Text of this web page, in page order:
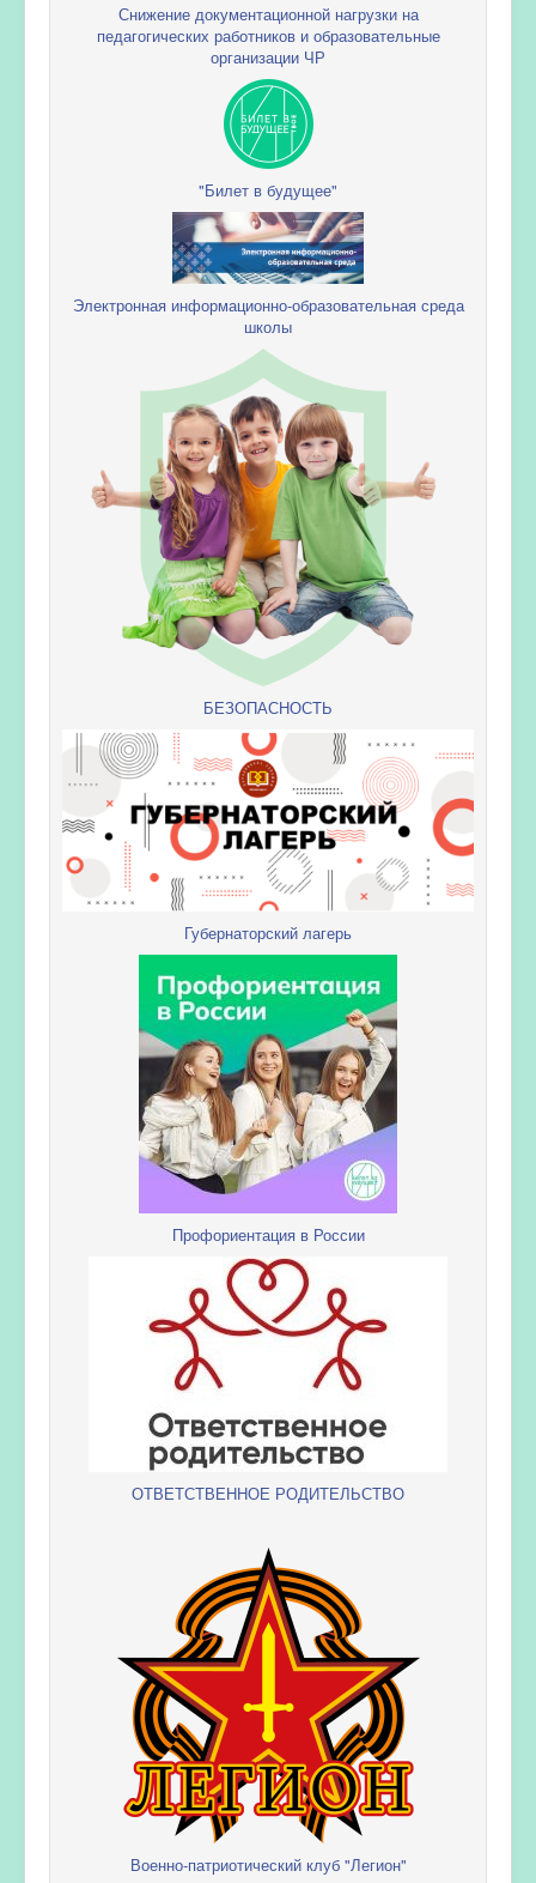
Снижение документационной нагрузки на
педагогических работников и образовательные
организации ЧР
"Билет в будущее"
Электронная информационно-образовательная среда
школы
БЕЗОПАСНОСТЬ
Губернаторский лагерь
Профориентация в России
ОТВЕТСТВЕННОЕ РОДИТЕЛЬСТВО
Военно-патриотический клуб "Легион"